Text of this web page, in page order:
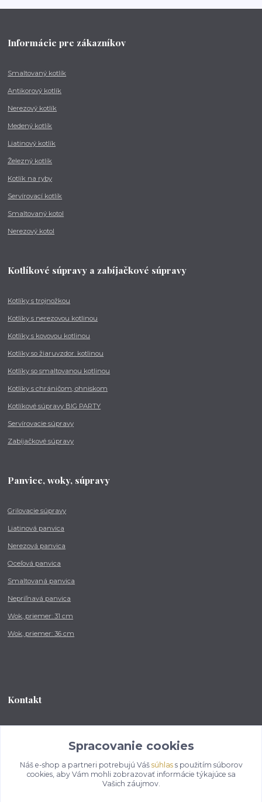
Informácie pre zákazníkov
Smaltovaný kotlík
Antikorový kotlík
Nerezový kotlík
Medený kotlík
Liatinový kotlík
Železný kotlík
Kotlík na ryby
Servírovací kotlík
Smaltovaný kotol
Nerezový kotol
Kotlíkové súpravy a zabíjačkové súpravy
Kotlíky s trojnožkou
Kotlíky s nerezovou kotlinou
Kotlíky s kovovou kotlinou
Kotlíky so žiaruvzdor. kotlinou
Kotlíky so smaltovanou kotlinou
Kotlíky s chráničom, ohniskom
Kotlíkové súpravy BIG PARTY
Servírovacie súpravy
Zabíjačkové súpravy
Panvice, woky, súpravy
Grilovacie súpravy
Liatinová panvica
Nerezová panvica
Oceľová panvica
Smaltovaná panvica
Nepriľnavá panvica
Wok, priemer: 31 cm
Wok, priemer: 36 cm
Kontakt
od 8:00 - do 16:00 hod
info@kotlikovesupravy.sk
Spracovanie cookies
Náš e-shop a partneri potrebujú Váš súhlass použitím súborov
cookies, aby Vám mohli zobrazovať informácie týkajúce sa
Vašich záujmov.